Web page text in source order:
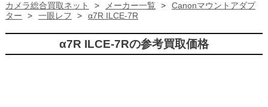
カメラ総合買取ネット > メーカー一覧 >
Canonマウントアダプ
ター
> 一眼レフ > α7R ILCE-7R
α7R ILCE-7Rの参考買取価格